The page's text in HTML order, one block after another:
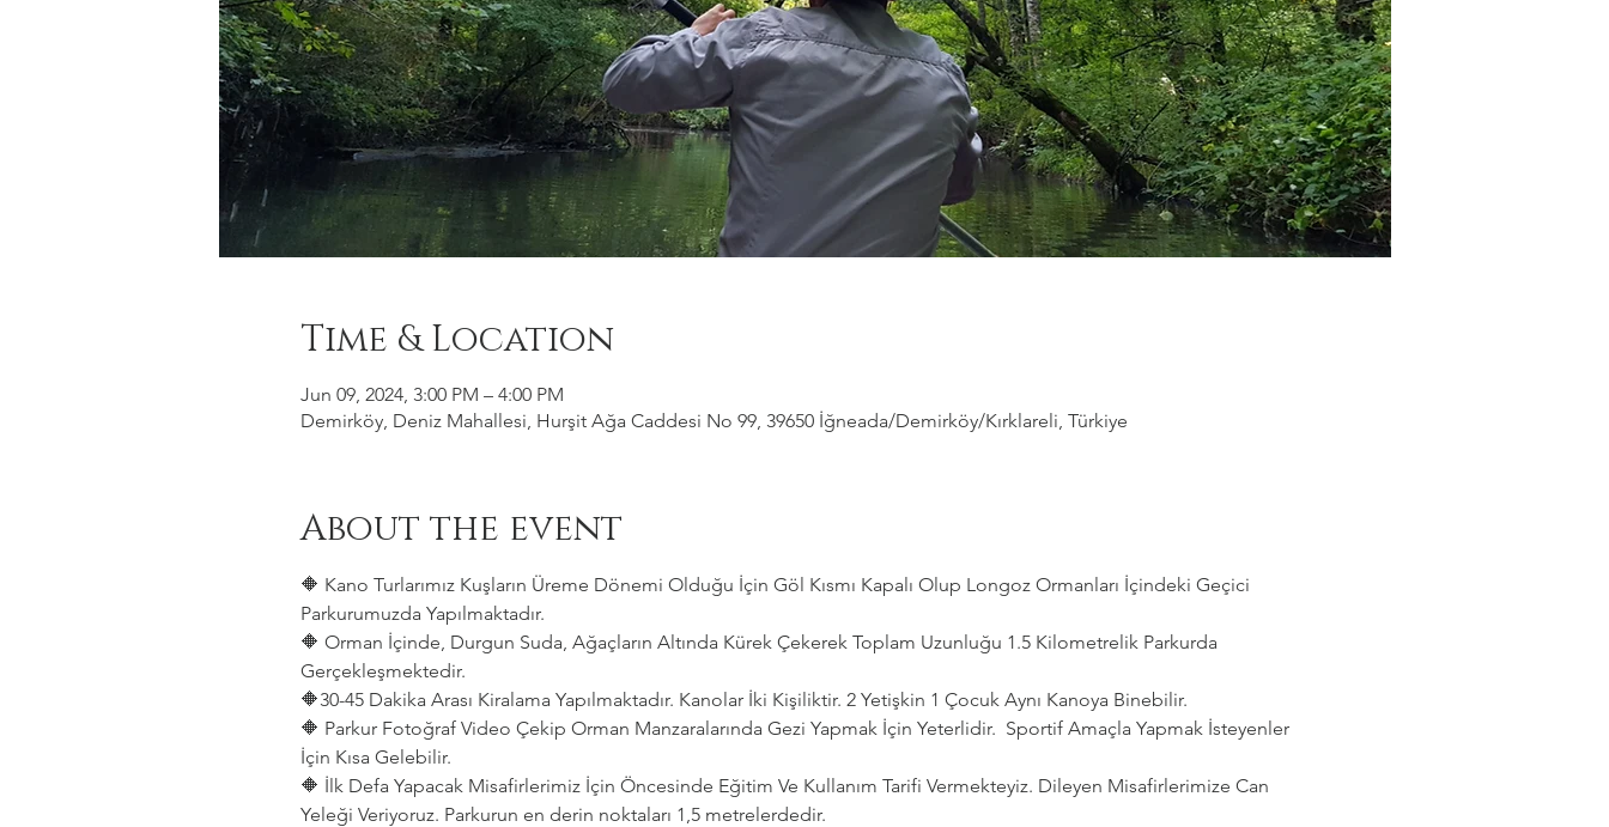
Time & Location
Jun 09, 2024, 3:00 PM – 4:00 PM
Demirköy, Deniz Mahallesi, Hurşit Ağa Caddesi No 99, 39650 İğneada/Demirköy/Kırklareli, Türkiye
About the event
🔶 Kano Turlarımız Kuşların Üreme Dönemi Olduğu İçin Göl Kısmı Kapalı Olup Longoz Ormanları İçindeki Geçici
Parkurumuzda Yapılmaktadır.
🔶 Orman İçinde, Durgun Suda, Ağaçların Altında Kürek Çekerek Toplam Uzunluğu 1.5 Kilometrelik Parkurda
Gerçekleşmektedir.
🔶30-45 Dakika Arası Kiralama Yapılmaktadır. Kanolar İki Kişiliktir. 2 Yetişkin 1 Çocuk Aynı Kanoya Binebilir.
🔶 Parkur Fotoğraf Video Çekip Orman Manzaralarında Gezi Yapmak İçin Yeterlidir.  Sportif Amaçla Yapmak İsteyenler
İçin Kısa Gelebilir.
🔶 İlk Defa Yapacak Misafirlerimiz İçin Öncesinde Eğitim Ve Kullanım Tarifi Vermekteyiz. Dileyen Misafirlerimize Can
Yeleği Veriyoruz. Parkurun en derin noktaları 1,5 metrelerdedir.